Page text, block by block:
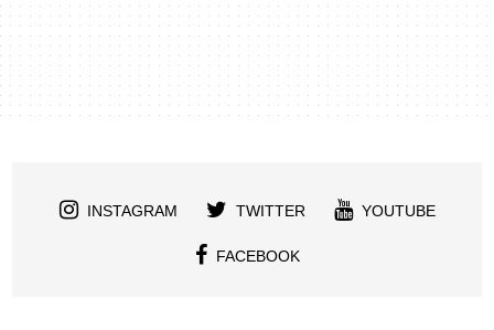
INSTAGRAM TWITTER YOUTUBE
FACEBOOK